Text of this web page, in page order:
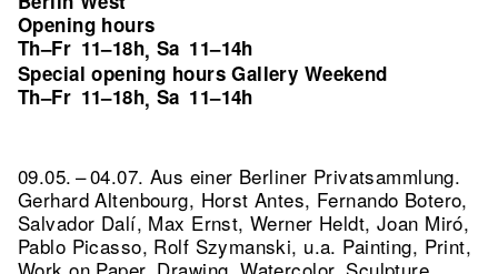
Opening hours
Th–Fr 11–18h, Sa 11–14h
Special opening hours Gallery Weekend
Th–Fr 11–18h, Sa 11–14h
09.05. – 04.07. Aus einer Berliner Privatsammlung.
Gerhard Altenbourg, Horst Antes, Fernando Botero,
Salvador Dalí, Max Ernst, Werner Heldt, Joan Miró,
Pablo Picasso, Rolf Szymanski, u.a. Painting, Print,